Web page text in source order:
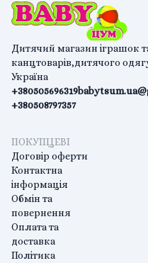
Дитячий магазин іграшок
канцтоварів,дитячого
Україна
+380505696319
+380508797357
ПОКУПЦЕВІ
Договір оферти
Контактна
інформація
Обмін та
повернення
Оплата та
доставка
Політика